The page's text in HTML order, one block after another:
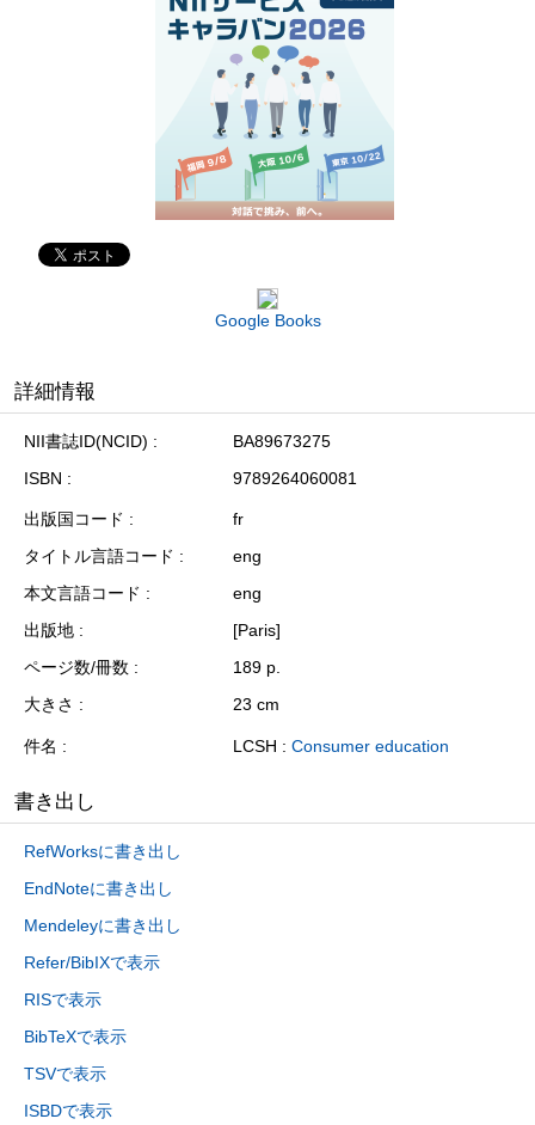
Google Books
詳細情報
NII書誌ID(NCID)
BA89673275
ISBN
9789264060081
出版国コード
fr
タイトル言語コード
eng
本文言語コード
eng
出版地
[Paris]
ページ数/冊数
189 p.
大きさ
23 cm
件名 LCSH : Consumer education
書き出し
RefWorksに書き出し
EndNoteに書き出し
Mendeleyに書き出し
Refer/BibIXで表示
RISで表示
BibTeXで表示
TSVで表示
ISBDで表示